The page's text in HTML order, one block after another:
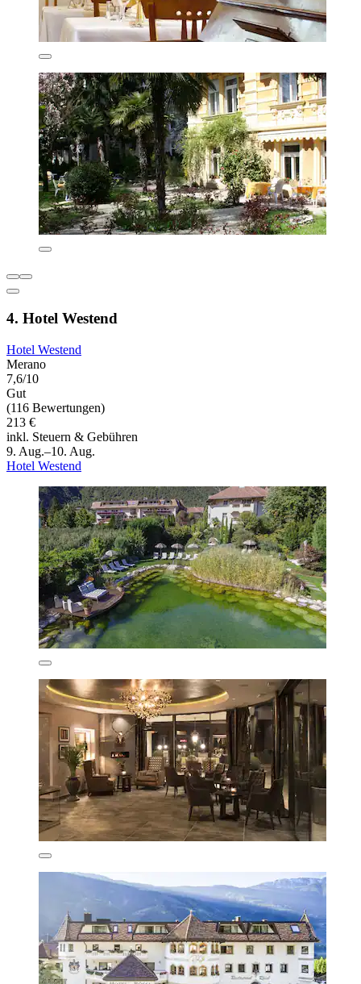
4. Hotel Westend
Hotel Westend
Merano
7,6/10
Gut
(116 Bewertungen)
213 €
inkl. Steuern & Gebühren
9. Aug.–10. Aug.
Hotel Westend